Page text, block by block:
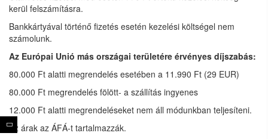
kerül felszámításra.
Bankkártyával történő fizetés esetén kezelési költségel nem
számolunk.
Az Európai Unió más országai területére érvényes díjszabás:
80.000 Ft alatti megrendelés esetében a 11.990 Ft (29 EUR)
80.000 Ft megrendelés fölött- a szállítás ingyenes
12.000 Ft alatti megrendeléseket nem áll módunkban teljesíteni.
Az árak az ÁFÁ-t tartalmazzák.